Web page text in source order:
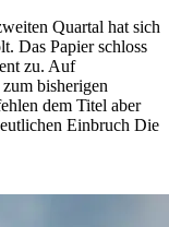
Quartal hat sich
Das Papier schloss
zu. Auf
bisherigen
dem Titel aber
Einbruch Die